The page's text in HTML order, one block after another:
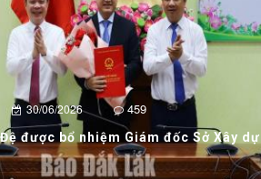
13/07/2026 245
Lắk trong kỷ nguyên mới: Định vị
- Bứt phá phát triển